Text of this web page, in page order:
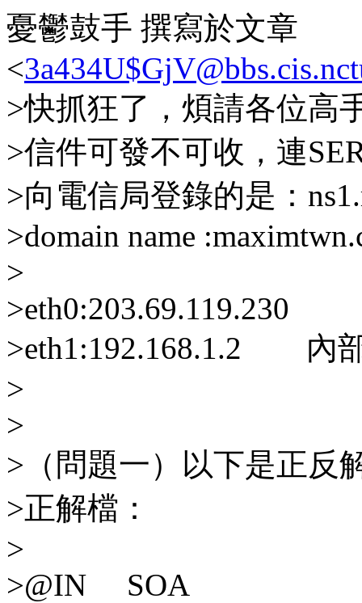
憂鬱鼓手 撰寫於文章
<
>快抓狂了，煩請各位高
>信件可發不可收，連
>向電信局登錄的是：
>domain name
>
>eth0:203.69.119.230
>eth1:192.168.1.2 內
>
>
>（問題一）以下是正反
>正解檔：
>
>@IN SOA